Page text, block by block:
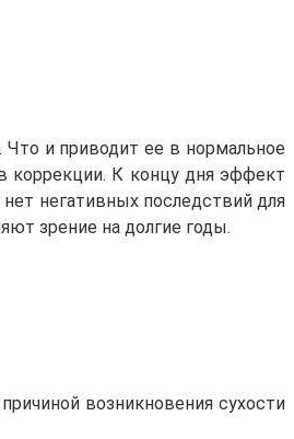
Что и приводит ее в нормальное
коррекции. К концу дня эффект
негативных последствий для
зрение на долгие годы.
возникновения сухости